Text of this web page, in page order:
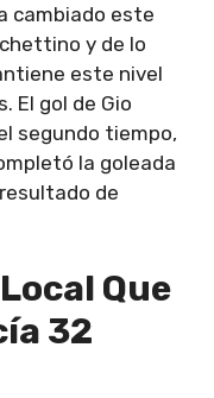
cambiado este
y de lo
este nivel
El gol de Gio
segundo tiempo,
la goleada
de
Que
32